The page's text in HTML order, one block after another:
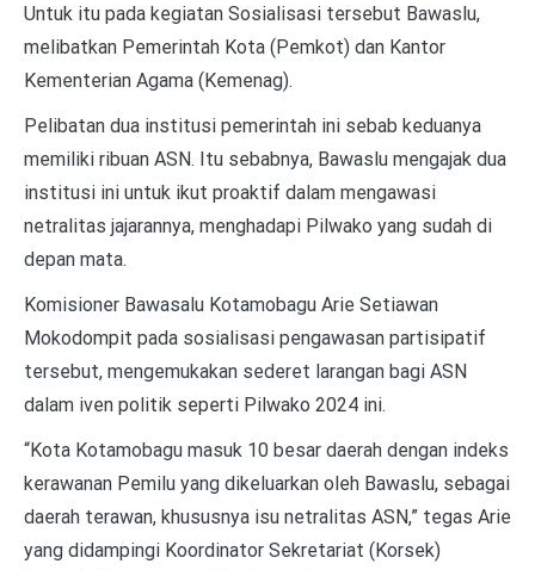
Untuk itu pada kegiatan Sosialisasi tersebut Bawaslu,
melibatkan Pemerintah Kota (Pemkot) dan Kantor
Kementerian Agama (Kemenag).
Pelibatan dua institusi pemerintah ini sebab keduanya
memiliki ribuan ASN. Itu sebabnya, Bawaslu mengajak dua
institusi ini untuk ikut proaktif dalam mengawasi
netralitas jajarannya, menghadapi Pilwako yang sudah di
depan mata.
Komisioner Bawasalu Kotamobagu Arie Setiawan
Mokodompit pada sosialisasi pengawasan partisipatif
tersebut, mengemukakan sederet larangan bagi ASN
dalam iven politik seperti Pilwako 2024 ini.
“Kota Kotamobagu masuk 10 besar daerah dengan indeks
kerawanan Pemilu yang dikeluarkan oleh Bawaslu, sebagai
daerah terawan, khususnya isu netralitas ASN,” tegas Arie
yang didampingi Koordinator Sekretariat (Korsek)